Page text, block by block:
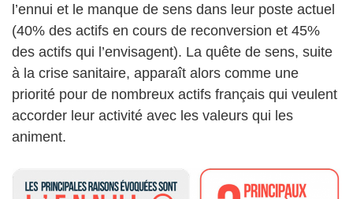
l’ennui et le manque de sens dans leur poste actuel
(40% des actifs en cours de reconversion et 45%
des actifs qui l’envisagent). La quête de sens, suite
à la crise sanitaire, apparaît alors comme une
priorité pour de nombreux actifs français qui veulent
accorder leur activité avec les valeurs qui les
animent.